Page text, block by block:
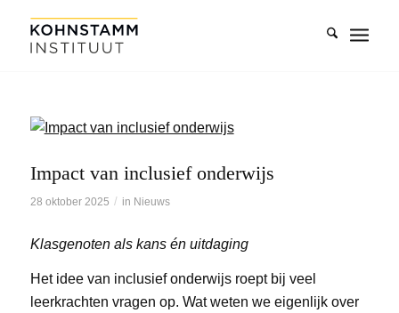
Impact van inclusief onderwijs
28 oktober 2025 / in Nieuws
Klasgenoten als kans én uitdaging
Het idee van inclusief onderwijs roept bij veel
leerkrachten vragen op. Wat weten we eigenlijk over